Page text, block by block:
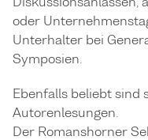
oder
Unterhalter bei
Symposien.
Ebenfalls beliebt sind
Autorenlesungen.
Der Romanshorner